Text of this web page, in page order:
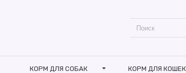
КОРМ ДЛЯ СОБАК КОРМ ДЛЯ КОШЕК